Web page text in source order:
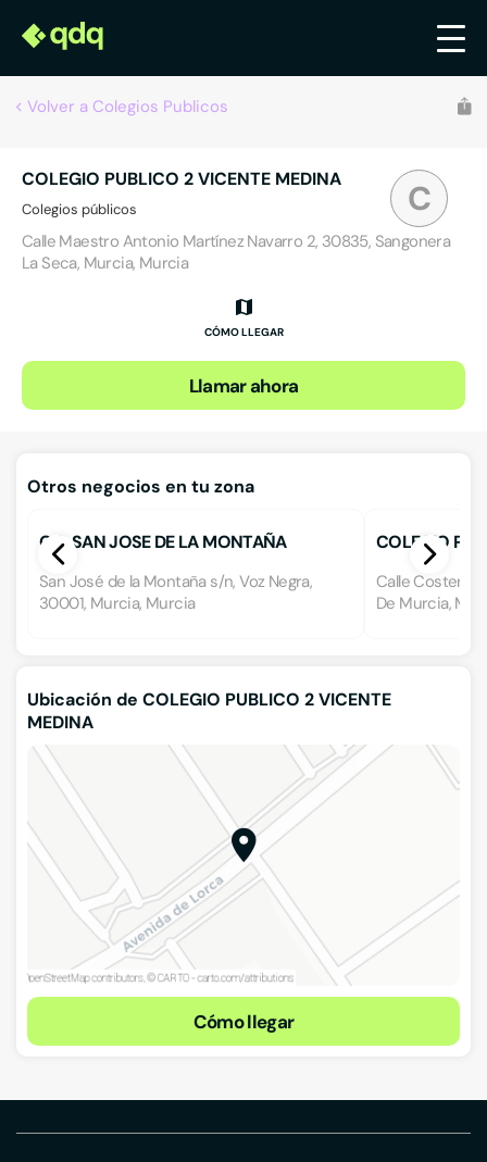
Volver a Colegios Publicos
C
COLEGIO PUBLICO 2 VICENTE MEDINA
Colegios públicos
Calle Maestro Antonio Martínez Navarro 2, 30835, Sangonera
La Seca, Murcia, Murcia
CÓMO LLEGAR
Llamar ahora
Otros negocios en tu zona
C.P. SAN JOSE DE LA MONTAÑA
San José de la Montaña s/n, Voz Negra,
30001, Murcia, Murcia
COLEGIO
Calle Costera,
De Murcia,
Ubicación de COLEGIO PUBLICO 2 VICENTE
MEDINA
Cómo llegar